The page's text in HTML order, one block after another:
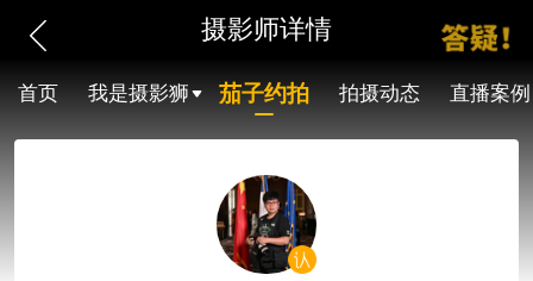
摄影师详情
首页 我是摄影狮 茄子约拍 拍摄动态 直播案例